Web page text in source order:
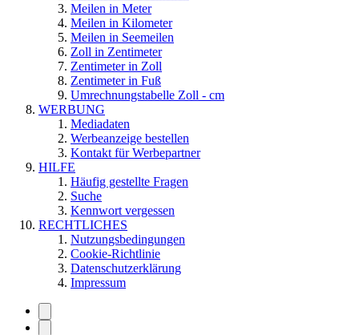
Meilen in Meter
Meilen in Kilometer
Meilen in Seemeilen
Zoll in Zentimeter
Zentimeter in Zoll
Zentimeter in Fuß
Umrechnungstabelle Zoll - cm
WERBUNG
Mediadaten
Werbeanzeige bestellen
Kontakt für Werbepartner
HILFE
Häufig gestellte Fragen
Suche
Kennwort vergessen
RECHTLICHES
Nutzungsbedingungen
Cookie-Richtlinie
Datenschutzerklärung
Impressum